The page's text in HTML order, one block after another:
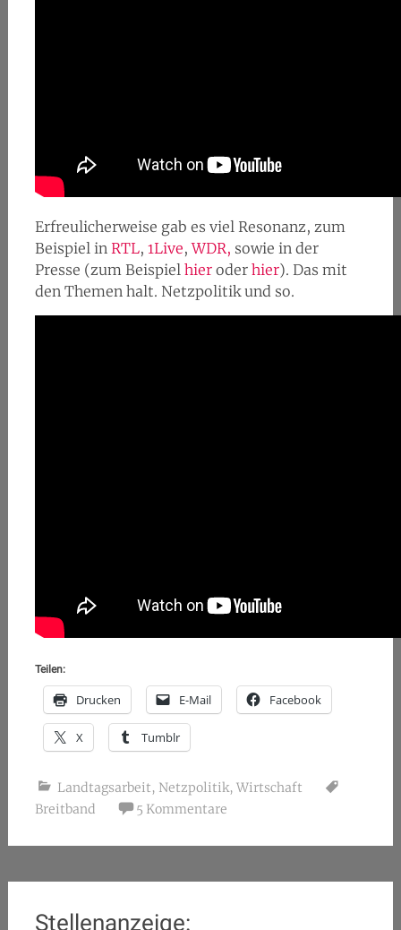
Erfreulicherweise gab es viel Resonanz, zum
Beispiel in RTL, 1Live,WDR, sowie in der
Presse (zum Beispiel hieroder hier). Das mit
den Themen halt. Netzpolitik und so.
Teilen:
Drucken E-Mail Facebook
X Tumblr
Landtagsarbeit, Netzpolitik, Wirtschaft
Breitband
5 Kommentare
Stellenanzeige: